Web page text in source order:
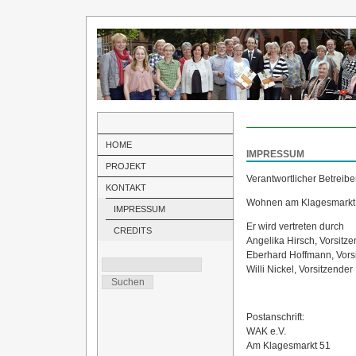
HOME
PROJEKT
KONTAKT
IMPRESSUM
CREDITS
IMPRESSUM
Verantwortlicher
Wohnen am Klagesmarkt
Er wird vertreten durch
Angelika Hirsch,
Eberhard Hoffmann,
Willi Nickel, Vorsitzender
Postanschrift:
WAK e.V.
Am Klagesmarkt 51